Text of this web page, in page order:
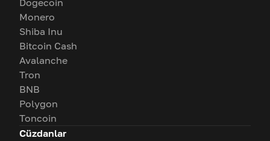
Dogecoin
Monero
Shiba Inu
Bitcoin Cash
Avalanche
Tron
BNB
Polygon
Toncoin
Cüzdanlar